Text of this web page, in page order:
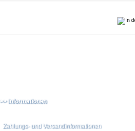
>> Informationen
Zahlungs- und Versandinformationen